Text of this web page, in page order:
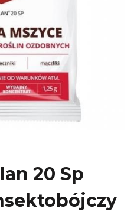
20 Sp